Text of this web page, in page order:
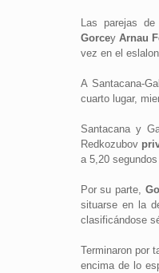
Las parejas
Gorcey Arnau
vez en el
A Santacana-
cuarto lugar,
Santacana y
Redkozubov
a 5,20
Por su parte,
situarse en la
clasificándose
Terminaron por
encima de lo